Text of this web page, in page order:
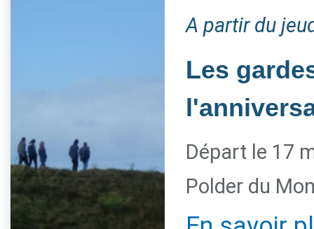
A partir du
Les
Départ le 17
Polder du